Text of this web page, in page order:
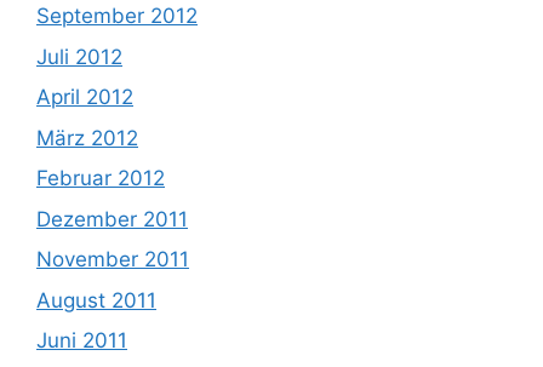
September 2012
Juli 2012
April 2012
März 2012
Februar 2012
Dezember 2011
November 2011
August 2011
Juni 2011